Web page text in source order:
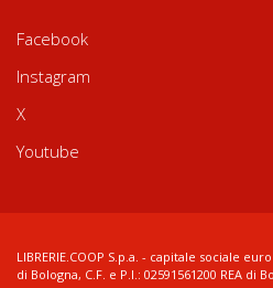
Facebook
Instagram
X
Youtube
LIBRERIE.COOP S.p.a. - capitale sociale
di Bologna, C.F. e P.I.: 02591561200 REA di